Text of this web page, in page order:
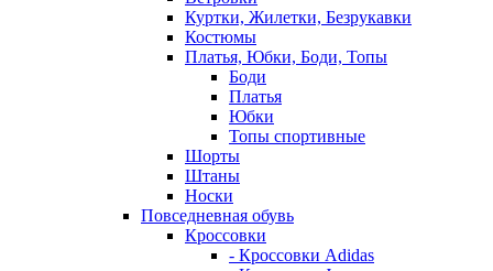
Куртки, Жилетки, Безрукавки
Костюмы
Платья, Юбки, Боди, Топы
Боди
Платья
Юбки
Топы спортивные
Шорты
Штаны
Носки
Повседневная обувь
Кроссовки
- Кроссовки Adidas